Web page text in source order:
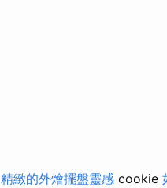
精緻的外燴擺盤靈感 cookie